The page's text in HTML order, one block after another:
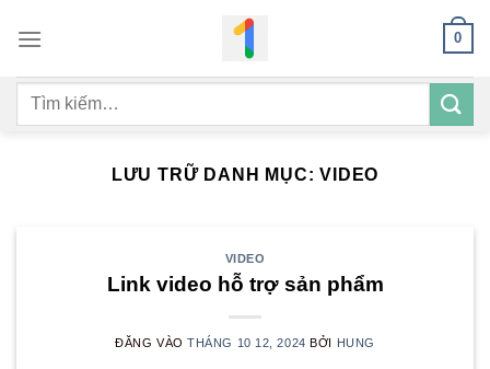
qua
dung
0
Tìm
LƯU TRỮ DANH MỤC:VIDEO
VIDEO
Link video hỗ trợ sản phẩm
ĐĂNG VÀOTHÁNG 10 12, 2024 BỞI HUNG